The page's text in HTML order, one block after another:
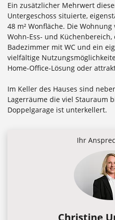
Ein zusätzlicher Mehrwert
Untergeschoss situierte,
48 m² Wonfläche. Die
Wohn-Ess- und
Badezimmer mit WC und ein
vielfältige
Home-Office-Lösung oder
Im Keller des Hauses sind
Lagerräume die viel Stauraum
Doppelgarage ist unterkellert.
Ihr
Christine